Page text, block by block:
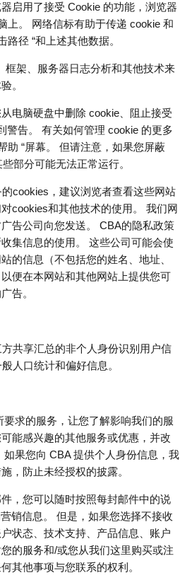
启用了接受 Cookie 的功能，浏览器
上。 网络信标有助于传递 cookie 和
径 “和上述其他数据。
框架、服务器日志分析和其他技术来
。
电脑硬盘中删除 cookie、阻止接受
警告。 有关如何管理 cookie 的更多
助 “屏幕。 但请注意，如果您屏蔽
部分可能无法正常运行。
cookies，建议浏览者查看这些网站
cookies和其他技术的使用。 我们网
告公司向您发送。 CBA的隐私政策
集信息的使用。 这些公司可能会使
的信息（不包括您的姓名、地址、
便在本网站和其他网站上提供您可
告。
共享汇总的非个人身份识别用户信
人口统计和偏好信息。
求的服务，让您了解影响我们的服
能感兴趣的其他服务或优惠，并改
果您向 CBA 提供个人身份信息，我
，防止未经授权的披露。
，您可以随时按照每封邮件中的说
销信息。 但是，如果您选择不接收
状态、技术支持、产品信息、账户
的服务和/或您从我们这里购买或注
其他事项与您联系的权利。